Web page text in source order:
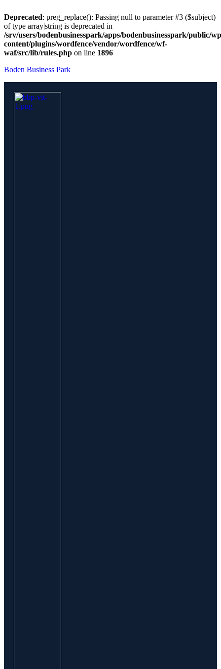
Deprecated: preg_replace(): Passing null to parameter #3 ($subject)
of type array|string is deprecated in
/srv/users/bodenbusinesspark/apps/bodenbusinesspark/public/
content/plugins/wordfence/vendor/wordfence/wf-
waf/src/lib/rules.php on line 1896
Boden Business Park